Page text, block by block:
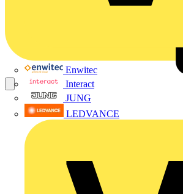
Enwitec
Interact
JUNG
LEDVANCE